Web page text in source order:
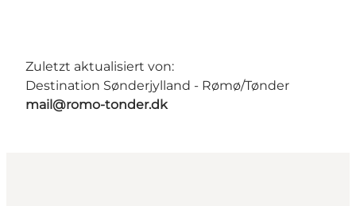
Zuletzt aktualisiert von:
Destination Sønderjylland - Rømø/Tønder
mail@romo-tonder.dk